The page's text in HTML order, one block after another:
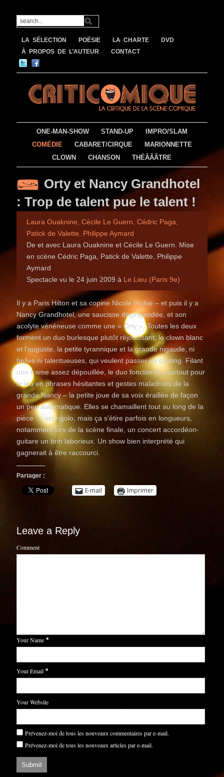
LA SÉLECTION POÉSIE LA CHARTE
DVD
À PROPOS DE L’AUTEUR
CONTACT
ONE-MAN-SHOW STAND-UP
IMPRO/SLAM
COMÉDIE
CABARET/CIRQUE
MARIONNETTE
CLOWN
CHANSON THÉÂÂÂTRE
Orty et Nancy Grandhotel
: Trop de talent pue le talent !
Laura Ouaknine, Cécile Le Guern, Cédric Paga,
Patick de Valette, Philippe Aymard
De et avec Laura Ouaknine et Cécile Le Guern. Mise
en scène Cédric Paga, Patick de Valette, Philippe
Aymard
Spectacle vu le 24 juin 2009 à Le Lieu (Paris 9e)
Il y a Paris Hilton et sa copine Nicole Richie – et puis il y a
Nancy Grandhotel, une saucisse dégingandée, et son
acolyte vénéneuse comme une « Orty ». Toutes les deux
forment un duo burlesque plutôt réjouissant, le clown blanc
et l’auguste, la petite tyrannique et la grande nigaude, ni
belles ni talentueuses, qui veulent passer un casting. Filant
une trame assez dépouillée, le duo fonctionne, surtout pour
le jeu en phrases hésitantes et gestes maladroits de la
grande Nancy – la petite joue de sa voix éraillée de façon
un peu automatique. Elles se chamaillent tout au long de la
pièce : c’est rigolo, mais ça s’étire parfois en longueurs,
notamment lors de la scène finale, un concert accordéon-
guitare un brin laborieux. Un show bien interprété qui
gagnerait à être raccourci.
Partager :
E-mail Imprimer
Leave a Reply
Comment
Your Name *
Your Email *
Your Website
Prévenez-moi de tous les nouveaux commentaires par e-mail.
Prévenez-moi de tous les nouveaux articles par e-mail.